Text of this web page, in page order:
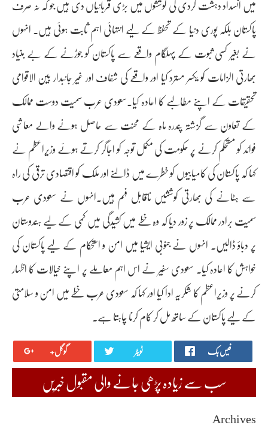
پاکستان بلکہ پوری دنیا کے تحفظ کے لیے انتہائی اہم ثابت ہوئی ہیں۔ انہوں
نے بغیر کسی ثبوت کے پہلگام واقعے سے پاکستان کو جوڑنے کے بے بنیاد
بھارتی الزامات کو یکسر مسترد کیا اور واقعے کی شفاف اور غیر جانبدار بین الاقوامی
تحقیقات کے اپنے مطالبے کا اعادہ کیا۔سعودی عرب سمیت دوست ممالک
کے تعاون سے گزشتہ پندرہ ماہ کے محنت سے حاصل ہونے والے معاشی
فوائد کو مستحکم کرنے پر حکومت کی مکمل توجہ کو اجاگر کرتے ہوئے وزیراعظم نے
کہا کہ پاکستان کی کامیابیوں کو خطرے میں ڈالنے اور ملک کو اقتصادی ترقی کی راہ
سے ہٹانے کی بھارتی کوششیں ناقابل فہم ہیں۔انہوں نے سعودی عرب
سمیت برادر ممالک پر زور دیا کہ وہ خطے میں کشیدگی میں کمی کے لیے ہندوستان
پر دباؤ ڈالیں۔ انہوں نے جنوبی ایشیا میں امن و استحکام کے لیے پاکستان کی
خواہش کا اعادہ کیا۔ سعودی سفیر نے اس اہم معاملے پر اپنے خیالات کا اظہار
کرنے پر وزیراعظم کا شکریہ ادا کیا اور کہا کہ سعودی عرب خطے میں امن و سلامتی
کے لیے پاکستان کے ساتھ مل کر کام کرنا چاہتا ہے۔
گوگل+ ٹویٹر فیس بک
سب سے زیادہ پڑھی جانے والی مقبول خبریں
Archives